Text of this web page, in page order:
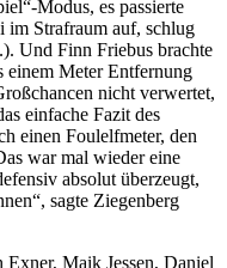
Modus, es passierte
Strafraum auf, schlug
Und Finn Friebus brachte
einem Meter Entfernung
nicht verwertet,
einfache Fazit des
einen Foulelfmeter, den
war mal wieder eine
absolut überzeugt,
sagte Ziegenberg
Maik Jessen, Daniel